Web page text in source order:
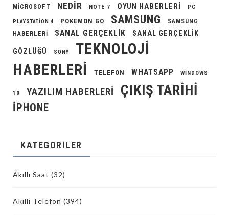
MICROSOFT NEDIR NOTE 7 OYUN HABERLERI PC
PLAYSTATION 4 POKEMON GO SAMSUNG
SAMSUNG
HABERLERI
SANAL GERÇEKLIK SANAL GERÇEKLIK
GÖZLÜĞÜ SONY
TEKNOLOJI
HABERLERI
TELEFON WHATSAPP WINDOWS
10 YAZILIM HABERLERI ÇIKIŞ TARIHI
İPHONE
KATEGORILER
Akıllı Saat (32)
Akıllı Telefon (394)